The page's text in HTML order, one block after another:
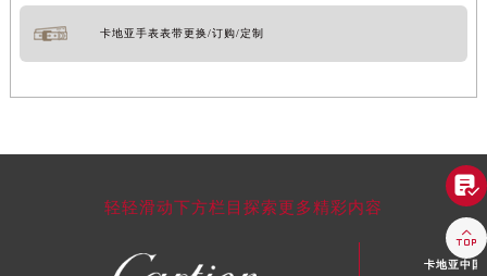
卡地亚手表表带更换/订购/定制
轻轻滑动下方栏目探索更多精彩内容
卡地亚中国

